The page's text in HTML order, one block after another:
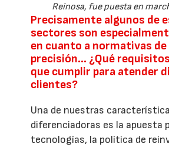
Reinosa, fue puesta en
Precisamente algunos de
sectores son
en cuanto a normativas de
precisión… ¿Qué
que cumplir para atender
clientes?
Una de nuestras
diferenciadoras es la apuesta
tecnologías, la política de